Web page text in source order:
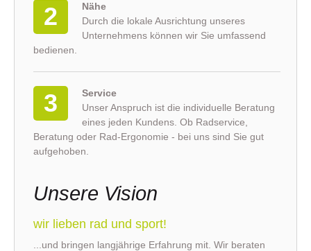
2
Nähe
Durch die lokale Ausrichtung unseres
Unternehmens können wir Sie umfassend
bedienen.
3
Service
Unser Anspruch ist die individuelle Beratung
eines jeden Kundens. Ob Radservice,
Beratung oder Rad-Ergonomie - bei uns sind Sie gut
aufgehoben.
Unsere Vision
wir lieben rad und sport!
...und bringen langjährige Erfahrung mit. Wir beraten